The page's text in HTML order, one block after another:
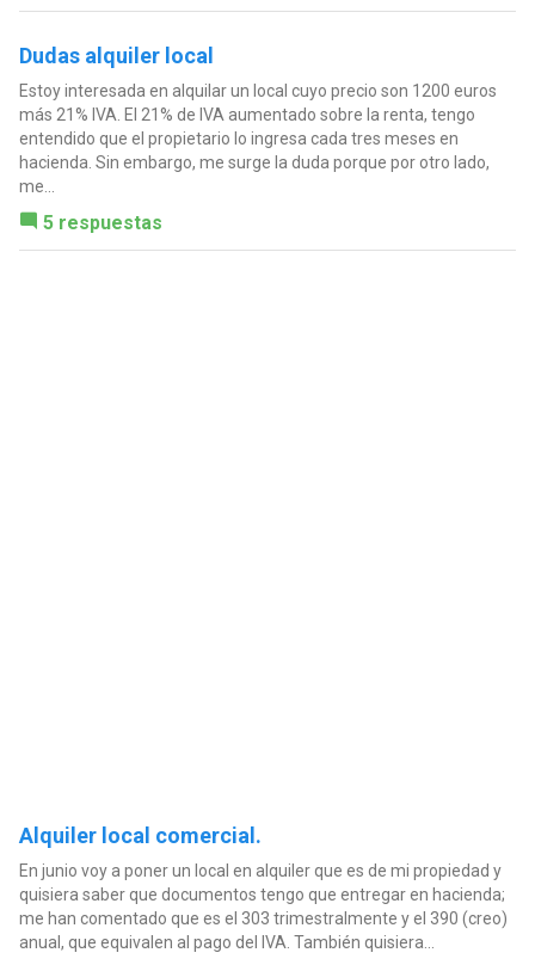
Dudas alquiler local
Estoy interesada en alquilar un local cuyo precio son 1200 euros
más 21% IVA. El 21% de IVA aumentado sobre la renta, tengo
entendido que el propietario lo ingresa cada tres meses en
hacienda. Sin embargo, me surge la duda porque por otro lado,
me...
5 respuestas
Alquiler local comercial.
En junio voy a poner un local en alquiler que es de mi propiedad y
quisiera saber que documentos tengo que entregar en hacienda;
me han comentado que es el 303 trimestralmente y el 390 (creo)
anual, que equivalen al pago del IVA. También quisiera...